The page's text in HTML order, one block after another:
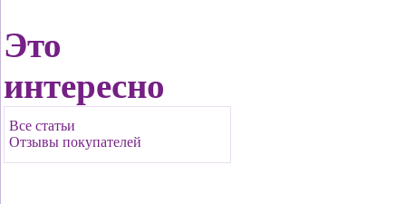
Это
интересно
Все статьи
Отзывы покупателей